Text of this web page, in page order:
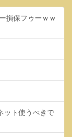
損保フゥーｗｗ
ット使うべきで